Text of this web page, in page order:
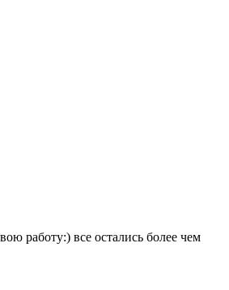
работу:) все остались более чем